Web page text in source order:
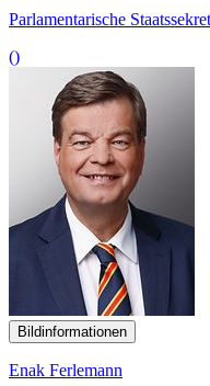
Parlamentarische
()
Bildinformationen
Enak Ferlemann